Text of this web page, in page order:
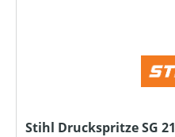
Stihl Druckspritze SG 21